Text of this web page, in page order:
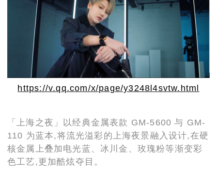
https://v.qq.com/x/page/y3248l4svtw.html
「上海之夜」以经典金属表款 GM-5600 与 GM-
110 为蓝本,将流光溢彩的上海夜景融入设计,在硬
核金属上叠加电光蓝、冰川金、玫瑰粉等渐变彩
色工艺,更加酷炫夺目。